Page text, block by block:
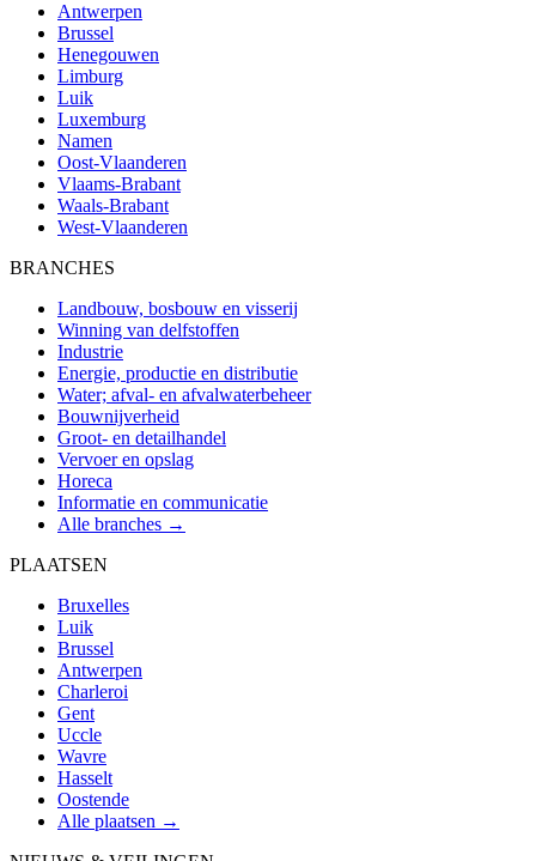
Antwerpen
Brussel
Henegouwen
Limburg
Luik
Luxemburg
Namen
Oost-Vlaanderen
Vlaams-Brabant
Waals-Brabant
West-Vlaanderen
BRANCHES
Landbouw, bosbouw en visserij
Winning van delfstoffen
Industrie
Energie, productie en distributie
Water; afval- en afvalwaterbeheer
Bouwnijverheid
Groot- en detailhandel
Vervoer en opslag
Horeca
Informatie en communicatie
Alle branches →
PLAATSEN
Bruxelles
Luik
Brussel
Antwerpen
Charleroi
Gent
Uccle
Wavre
Hasselt
Oostende
Alle plaatsen →